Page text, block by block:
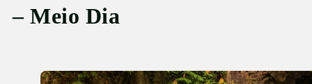
– Meio Dia